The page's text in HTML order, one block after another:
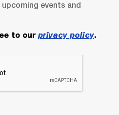
events and
to our privacy policy.